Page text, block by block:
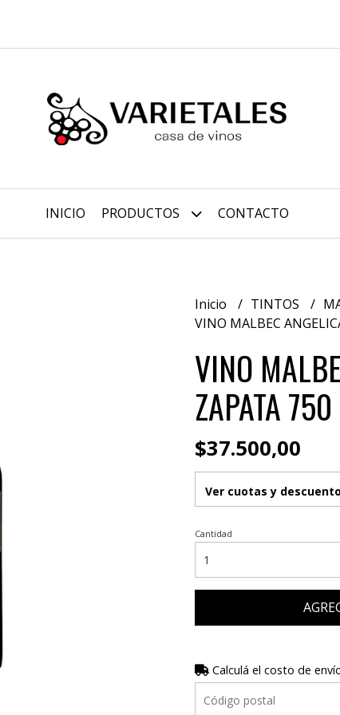
INICIO PRODUCTOS CONTACTO
Inicio TINTOS
VINO MALBEC
VINO
ZAPATA
$37.500,00
Ver cuotas y
Cantidad
Calculá el costo de